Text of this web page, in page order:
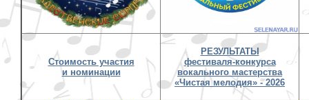
Стоимость участия
и номинации
РЕЗУЛЬТАТЫ
фестиваля-конкурса
вокального мастерства
«Чистая мелодия» - 2026